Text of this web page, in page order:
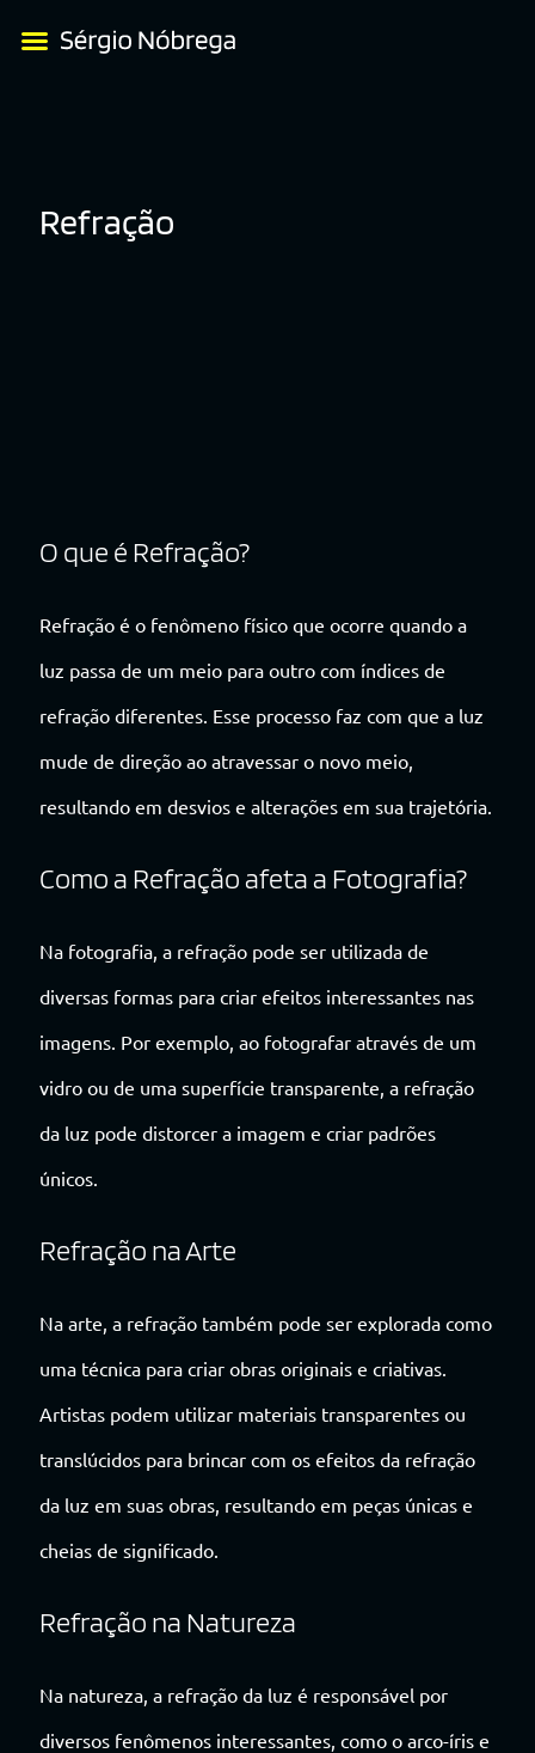
Refração
O que é Refração?
Refração é o fenômeno físico que ocorre quando a
luz passa de um meio para outro com índices de
refração diferentes. Esse processo faz com que a luz
mude de direção ao atravessar o novo meio,
resultando em desvios e alterações em sua trajetória.
Como a Refração afeta a Fotografia?
Na fotografia, a refração pode ser utilizada de
diversas formas para criar efeitos interessantes nas
imagens. Por exemplo, ao fotografar através de um
vidro ou de uma superfície transparente, a refração
da luz pode distorcer a imagem e criar padrões
únicos.
Refração na Arte
Na arte, a refração também pode ser explorada como
uma técnica para criar obras originais e criativas.
Artistas podem utilizar materiais transparentes ou
translúcidos para brincar com os efeitos da refração
da luz em suas obras, resultando em peças únicas e
cheias de significado.
Refração na Natureza
Na natureza, a refração da luz é responsável por
diversos fenômenos interessantes, como o arco-íris e